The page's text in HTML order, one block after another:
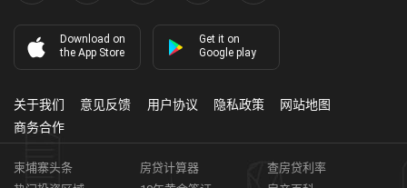
Download on
the App Store
Get it on
Google play
关于我们 意见反馈 用户协议 隐私政策
网站地图
商务合作
柬埔寨头条 房贷计算器
查房贷利率